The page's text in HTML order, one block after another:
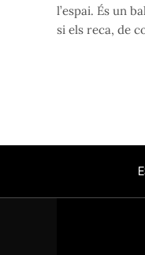
l’espai. És un
si els reca, de